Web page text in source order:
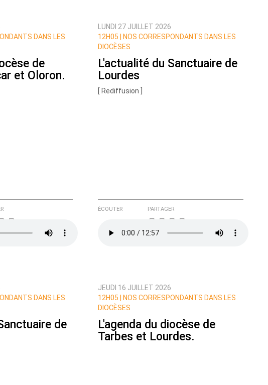
tous les nouveaux commentaires de cette discussion par email
DANS LES
de
et Oloron.
LUNDI 27 JUILLET 2026
12H05 |
NOS CORRESPONDANTS DANS LES
DIOCÈSES
L'actualité du Sanctuaire de
Lourdes
[ Rediffusion ]
ÉCOUTER PARTAGER
DANS LES
de
JEUDI 16 JUILLET 2026
12H05 |
NOS CORRESPONDANTS DANS LES
DIOCÈSES
L'agenda du diocèse de
Tarbes et Lourdes.